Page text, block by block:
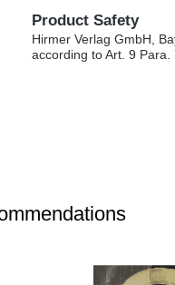
Product Safety
Hirmer Verlag GmbH,
according to Art. 9 Para.